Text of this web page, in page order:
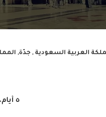
العربية السعودية , جدّة,
٥ أيام. ١ ليلة المدينة ٥* | ٢ ليلة مكة ٥* | ١ ليلة جدة ٥*